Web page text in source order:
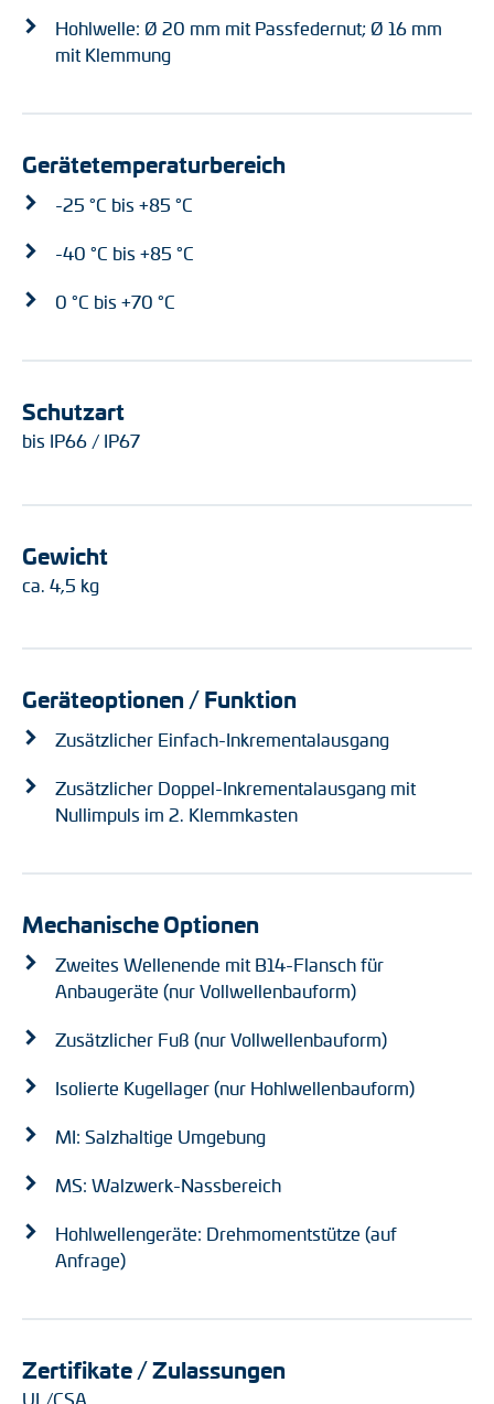
Hohlwelle: Ø 20 mm mit Passfedernut; Ø 16 mm
mit Klemmung
Gerätetemperaturbereich
-25 °C bis +85 °C
-40 °C bis +85 °C
0 °C bis +70 °C
Schutzart
bis IP66 / IP67
Gewicht
ca. 4,5 kg
Geräteoptionen / Funktion
Zusätzlicher Einfach-Inkrementalausgang
Zusätzlicher Doppel-Inkrementalausgang mit
Nullimpuls im 2. Klemmkasten
Mechanische Optionen
Zweites Wellenende mit B14-Flansch für
Anbaugeräte (nur Vollwellenbauform)
Zusätzlicher Fuß (nur Vollwellenbauform)
Isolierte Kugellager (nur Hohlwellenbauform)
MI: Salzhaltige Umgebung
MS: Walzwerk-Nassbereich
Hohlwellengeräte: Drehmomentstütze (auf
Anfrage)
Zertifikate / Zulassungen
UL/CSA